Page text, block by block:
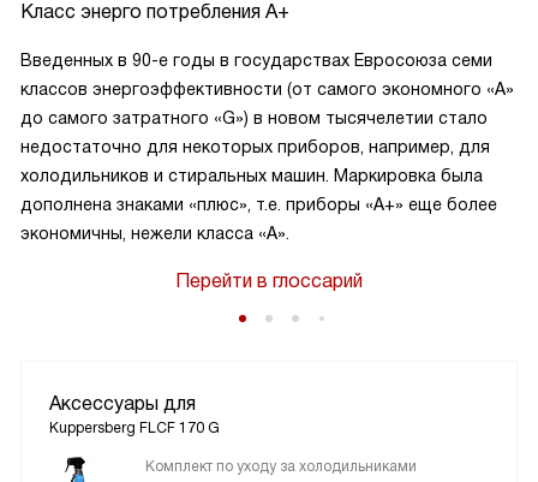
Класс энерго потребления A+
Введенных в 90-е годы в государствах Евросоюза семи
классов энергоэффективности (от самого экономного «А»
до самого затратного «G») в новом тысячелетии стало
недостаточно для некоторых приборов, например, для
холодильников и стиральных машин. Маркировка была
дополнена знаками «плюс», т.е. приборы «А+» еще более
экономичны, нежели класса «А».
Перейти в глоссарий
Аксессуары для
Kuppersberg FLCF 170 G
Комплект по уходу за холодильниками